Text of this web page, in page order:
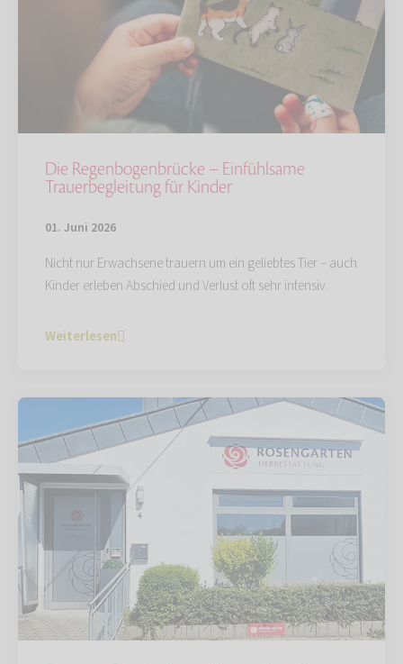
Die Regenbogenbrücke – Einfühlsame
Trauerbegleitung für Kinder
01. Juni 2026
Nicht nur Erwachsene trauern um ein geliebtes Tier – auch
Kinder erleben Abschied und Verlust oft sehr intensiv.
Weiterlesen